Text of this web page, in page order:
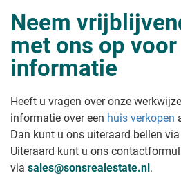
Neem
met ons op
informatie
Heeft u vragen over onze
informatie over een huis verkopen
Dan kunt u ons uiteraard bellen
Uiteraard kunt u ons
via sales@sonsrealestate.nl.